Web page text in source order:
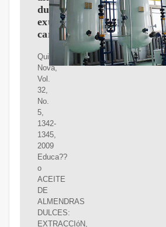
dulces:
extracción,
caracterización
Quim.
Nova,
Vol.
32,
No.
5,
1342-
1345,
2009
Educa??
o
ACEITE
DE
ALMENDRAS
DULCES:
EXTRACCIóN,